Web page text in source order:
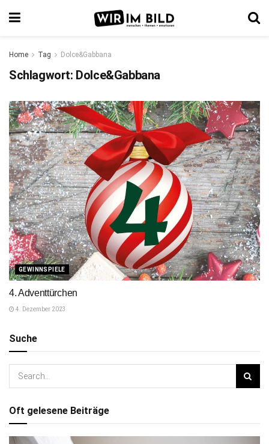
Home Tag Dolce&Gabbana
Schlagwort: Dolce&Gabbana
GEWINNSPIELE
4. Adventtürchen
4. Dezember 2023
Suche
Oft gelesene Beiträge